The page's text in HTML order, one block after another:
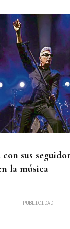
sus
la música